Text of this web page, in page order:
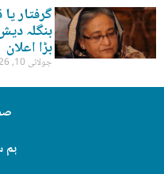
گرفتار
بنگلہ
بڑا اعلان
جولائی 10, 2026
ہم